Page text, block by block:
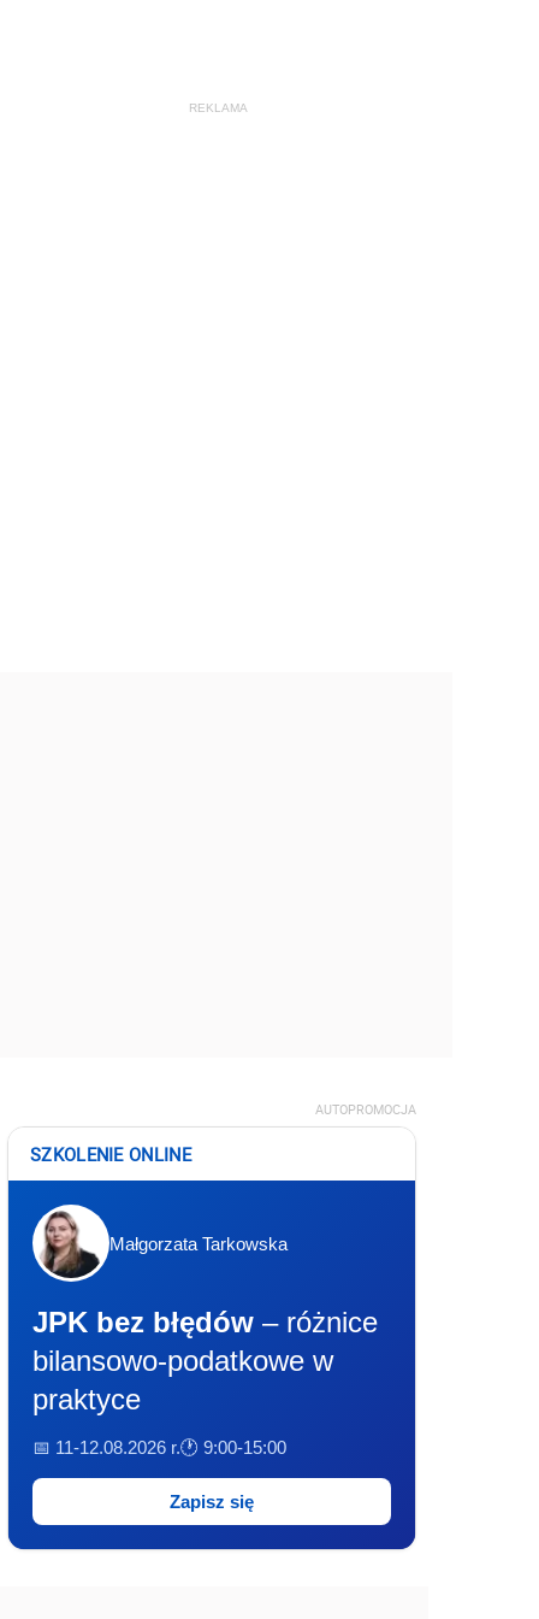
AUTOPROMOCJA
SZKOLENIE ONLINE
Małgorzata Tarkowska
JPK bez błędów – różnice
bilansowo-podatkowe w
praktyce
📅 11-12.08.2026 r.🕐 9:00-15:00
Zapisz się